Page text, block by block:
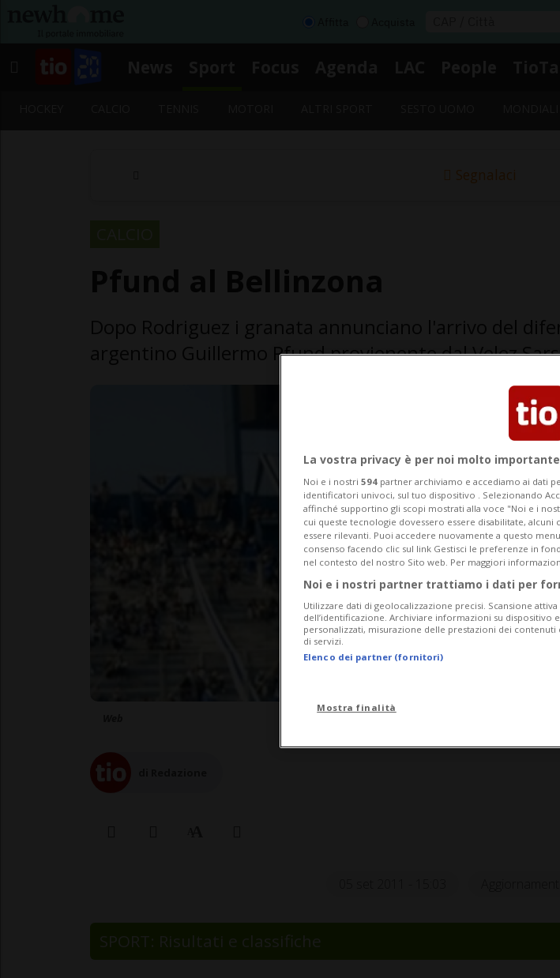
Segnalaci
argentino Guillermo Pfund provienente dal Velez
SPORT: Risultati e classifiche
La vostra privacy è per noi molto importante
Noi e i nostri 594 partner archiviamo e accediamo ai dati
identificatori univoci, sul tuo dispositivo . Selezionando
affinché supportino gli scopi mostrati alla voce "Noi e i
cui queste tecnologie dovessero essere disabilitate,
essere rilevanti. Puoi accedere nuovamente a questo
consenso facendo clic sul link Gestisci le preferenze in
nel contesto del nostro Sito web. Per maggiori
Noi e i nostri partner trattiamo i dati per
Utilizzare dati di geolocalizzazione precisi. Scansione
dell’identificazione. Archiviare informazioni su dispositivo
personalizzati, misurazione delle prestazioni dei
di servizi.
Elenco dei partner (fornitori)
Mostra finalità